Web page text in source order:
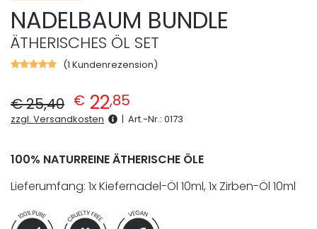
NADELBAUM BUNDLE
ÄTHERISCHES ÖL SET
Bewertet
5,
basierend
auf
(1 Kundenrezension)
€25,40
Ursprünglicher Preis war: € 25,40
€ 22,85
zzgl. Versandkosten | Art.-Nr.: 0173
100% NATURREINE ÄTHERISCHE ÖLE
Lieferumfang: 1x Kiefernadel-Öl 10ml, 1x Zirben-Öl 10ml